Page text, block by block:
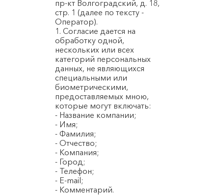
пр-кт Волгоградский, д. 18,
стр. 1 (далее по тексту -
Оператор).
1. Согласие дается на
обработку одной,
нескольких или всех
категорий персональных
данных, не являющихся
специальными или
биометрическими,
предоставляемых мною,
которые могут включать:
- Название компании;
- Имя;
- Фамилия;
- Отчество;
- Компания;
- Город;
- Телефон;
- E-mail;
- Комментарий.